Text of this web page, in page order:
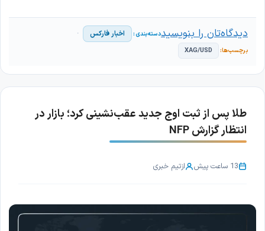
اخبار فارکس
XAG/USD
دیدگاه‌تان را بنویسید
طلا پس از ثبت اوج جدید عقب‌نشینی کرد؛ بازار در
انتظار گزارش NFP
13 ساعت پیش ازتیم خبری